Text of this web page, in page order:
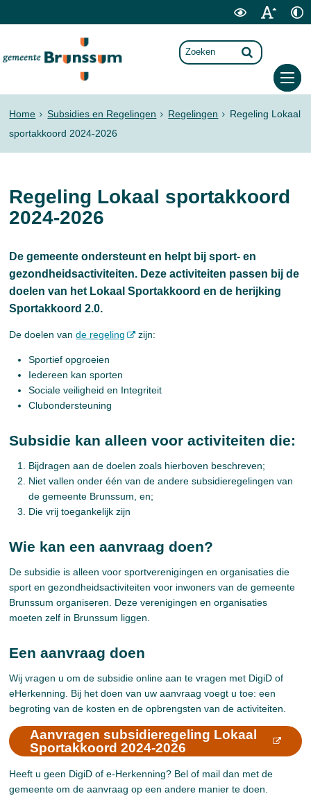
Home Subsidies en Regelingen Regelingen
Regeling Lokaal
sportakkoord 2024-2026
Regeling Lokaal sportakkoord
2024-2026
De gemeente ondersteunt en helpt bij sport- en
gezondheidsactiviteiten. Deze activiteiten passen bij de
doelen van het Lokaal Sportakkoord en de herijking
Sportakkoord 2.0.
De doelen vande regeling zijn:
Sportief opgroeien
Iedereen kan sporten
Sociale veiligheid en Integriteit
Clubondersteuning
Subsidie kan alleen voor activiteiten die:
Bijdragen aan de doelen zoals hierboven beschreven;
Niet vallen onder één van de andere subsidieregelingen van
de gemeente Brunssum, en;
Die vrij toegankelijk zijn
Wie kan een aanvraag doen?
De subsidie is alleen voor sportverenigingen en organisaties die
sport en gezondheidsactiviteiten voor inwoners van de gemeente
Brunssum organiseren. Deze verenigingen en organisaties
moeten zelf in Brunssum liggen.
Een aanvraag doen
Wij vragen u om de subsidie online aan te vragen met DigiD of
eHerkenning. Bij het doen van uw aanvraag voegt u toe: een
begroting van de kosten en de opbrengsten van de activiteiten.
Aanvragen subsidieregeling Lokaal
Sportakkoord 2024-2026
Heeft u geen DigiD of e-Herkenning? Bel of mail dan met de
gemeente om de aanvraag op een andere manier te doen.